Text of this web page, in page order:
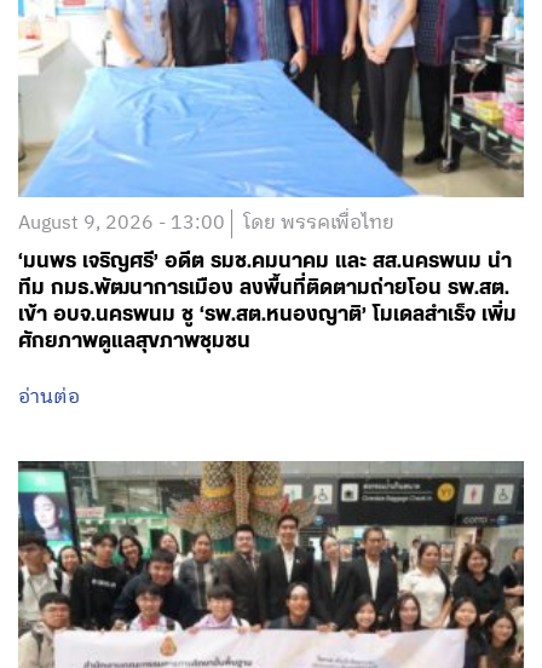
August 9, 2026 - 13:00 โดย พรรคเพื่อไทย
‘มนพร เจริญศรี’ อดีต รมช.คมนาคม และ สส.นครพนม นำ
ทีม กมธ.พัฒนาการเมือง ลงพื้นที่ติดตามถ่ายโอน รพ.สต.
เข้า อบจ.นครพนม ชู ‘รพ.สต.หนองญาติ’ โมเดลสำเร็จ เพิ่ม
ศักยภาพดูแลสุขภาพชุมชน
อ่านต่อ